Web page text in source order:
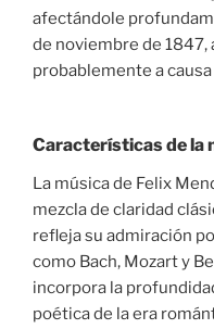
afectándole
de noviembre de 1847,
probablemente a
Características de la
La música de Felix
mezcla de claridad
refleja su admiración
como Bach, Mozart y
incorpora la
poética de la era